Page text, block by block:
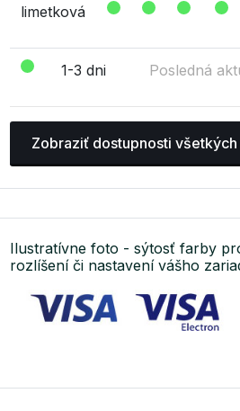
limetková
1-3 dni Posledná
Zobraziť dostupnosti
Ilustratívne foto - sýtosť farby
rozlíšení či nastavení vášho